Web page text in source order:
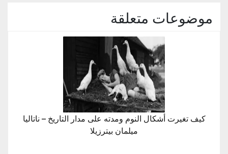
موضوعات متعلقة
كيف تغيرت أشكال النوم ومدته على مدار التاريخ – ناتاليا
ميلمان بيترزيلا